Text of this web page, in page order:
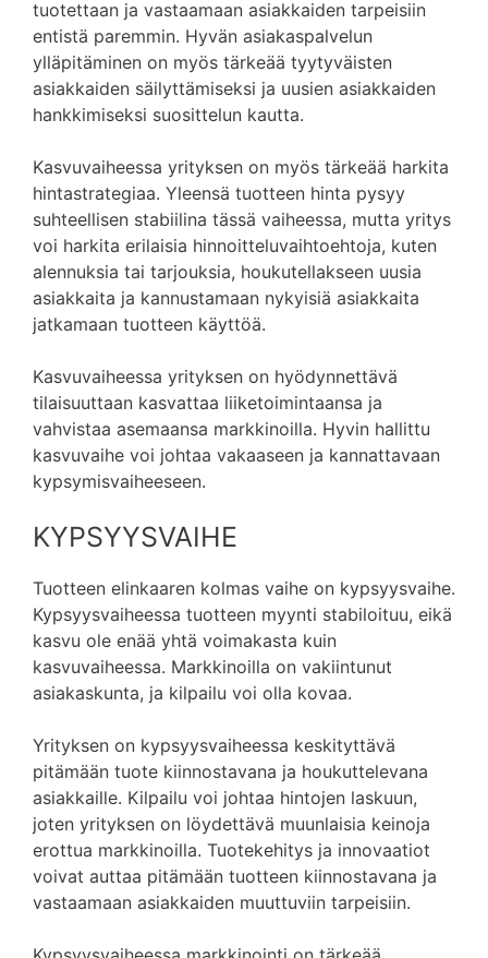
tuotettaan ja vastaamaan asiakkaiden tarpeisiin
entistä paremmin. Hyvän asiakaspalvelun
ylläpitäminen on myös tärkeää tyytyväisten
asiakkaiden säilyttämiseksi ja uusien asiakkaiden
hankkimiseksi suosittelun kautta.
Kasvuvaiheessa yrityksen on myös tärkeää harkita
hintastrategiaa. Yleensä tuotteen hinta pysyy
suhteellisen stabiilina tässä vaiheessa, mutta yritys
voi harkita erilaisia hinnoitteluvaihtoehtoja, kuten
alennuksia tai tarjouksia, houkutellakseen uusia
asiakkaita ja kannustamaan nykyisiä asiakkaita
jatkamaan tuotteen käyttöä.
Kasvuvaiheessa yrityksen on hyödynnettävä
tilaisuuttaan kasvattaa liiketoimintaansa ja
vahvistaa asemaansa markkinoilla. Hyvin hallittu
kasvuvaihe voi johtaa vakaaseen ja kannattavaan
kypsymisvaiheeseen.
KYPSYYSVAIHE
Tuotteen elinkaaren kolmas vaihe on kypsyysvaihe.
Kypsyysvaiheessa tuotteen myynti stabiloituu, eikä
kasvu ole enää yhtä voimakasta kuin
kasvuvaiheessa. Markkinoilla on vakiintunut
asiakaskunta, ja kilpailu voi olla kovaa.
Yrityksen on kypsyysvaiheessa keskityttävä
pitämään tuote kiinnostavana ja houkuttelevana
asiakkaille. Kilpailu voi johtaa hintojen laskuun,
joten yrityksen on löydettävä muunlaisia keinoja
erottua markkinoilla. Tuotekehitys ja innovaatiot
voivat auttaa pitämään tuotteen kiinnostavana ja
vastaamaan asiakkaiden muuttuviin tarpeisiin.